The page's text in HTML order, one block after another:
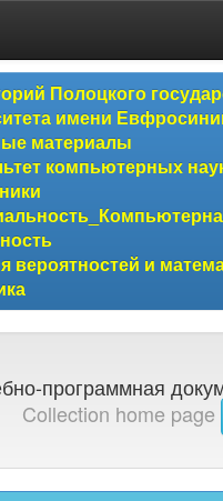
Полоцкого
имени
материалы
компьютерных
вероятностей и
программная
Collection home page